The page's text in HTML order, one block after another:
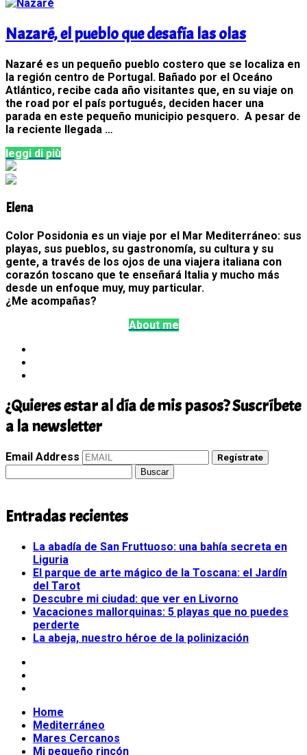
Nazaré, el pueblo que desafía las olas
Nazaré es un pequeño pueblo costero que se localiza en
la región centro de Portugal. Bañado por el Oceáno
Atlántico, recibe cada año visitantes que, en su viaje on
the road por el país portugués, deciden hacer una
parada en este pequeño municipio pesquero. A pesar de
la reciente llegada …
leggi di più
Elena
Color Posidonia es un viaje por el Mar Mediterráneo: sus
playas, sus pueblos, su gastronomía, su cultura y su
gente, a través de los ojos de una viajera italiana con
corazón toscano que te enseñará Italia y mucho más
desde un enfoque muy, muy particular.
¿Me acompañas?
About me
¿Quieres estar al día de mis pasos? Suscríbete
a la newsletter
Email Address Regístrate
Entradas recientes
La abadía de San Fruttuoso: una bahía secreta en
Liguria
El parque de arte mágico de la Toscana: el Jardín
del Tarot
Descubre mi ciudad: que ver en Livorno
Vacaciones mallorquinas: 5 playas que no puedes
perderte
La abeja, nuestro héroe de la polinización
Home
Mediterráneo
Mares Cercanos
Mi pequeño rincón